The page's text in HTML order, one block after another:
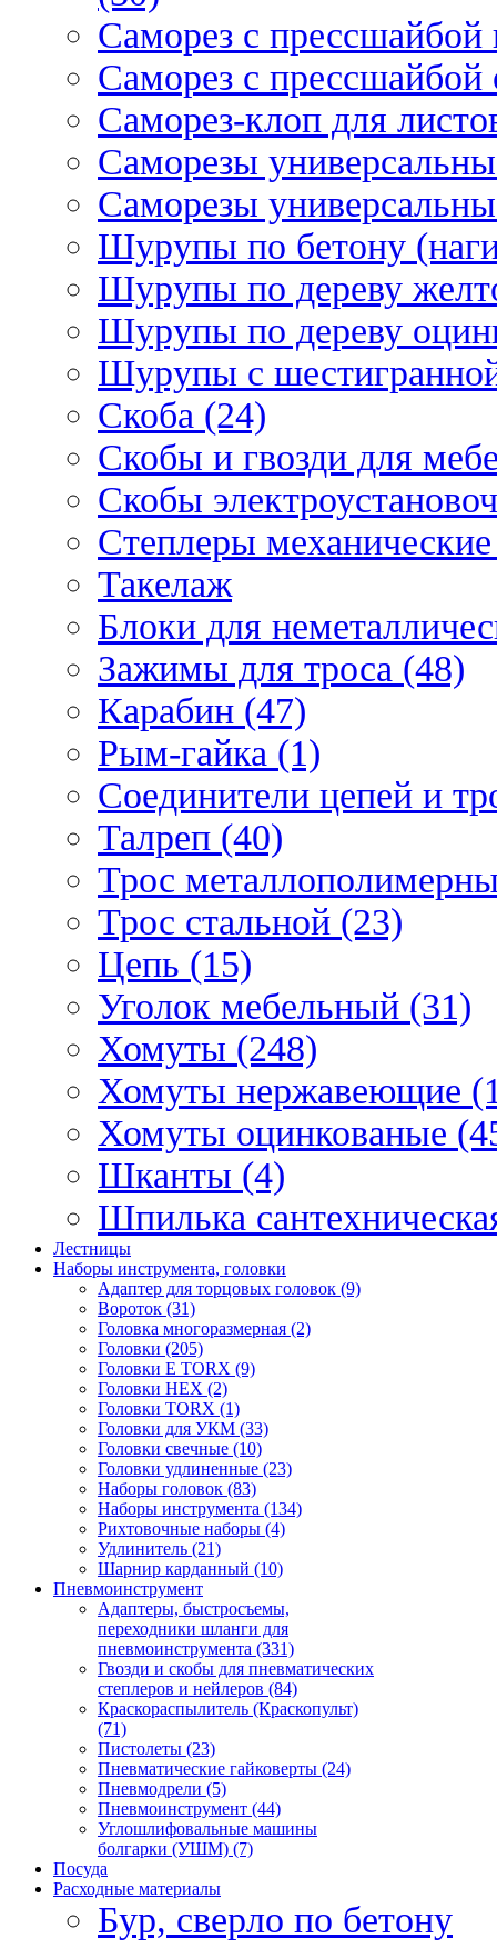
Саморез с прессшайбой
Саморез с
Саморез-клоп для
Саморезы
Саморезы
Шурупы по бетону
Шурупы по дереву
Шурупы по дереву
Шурупы с
Скоба (24)
Скобы и гвозди для
Скобы
Степлеры
Такелаж
Блоки для
Зажимы для троса (48)
Карабин (47)
Рым-гайка (1)
Соединители цепей и
Талреп (40)
Трос
Трос стальной (23)
Цепь (15)
Уголок мебельный (31)
Хомуты (248)
Хомуты нержавеющие
Хомуты оцинкованые
Шканты (4)
Шпилька
Лестницы
Наборы инструмента, головки
Адаптер для торцовых головок (9)
Вороток (31)
Головка многоразмерная (2)
Головки (205)
Головки E TORX (9)
Головки HEX (2)
Головки TORX (1)
Головки для УКМ (33)
Головки свечные (10)
Головки удлиненные (23)
Наборы головок (83)
Наборы инструмента (134)
Рихтовочные наборы (4)
Удлинитель (21)
Шарнир карданный (10)
Пневмоинструмент
Адаптеры, быстросъемы,
переходники шланги для
пневмоинструмента (331)
Гвозди и скобы для пневматических
степлеров и нейлеров (84)
Краскораспылитель (Краскопульт)
(71)
Пистолеты (23)
Пневматические гайковерты (24)
Пневмодрели (5)
Пневмоинструмент (44)
Углошлифовальные машины
болгарки (УШМ) (7)
Посуда
Расходные материалы
Бур, сверло по бетону